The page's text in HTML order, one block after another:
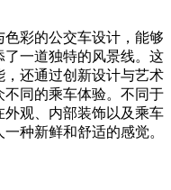
彩的公交车设计，能够
一道独特的风景线。这
还通过创新设计与艺术
同的乘车体验。不同于
观、内部装饰以及乘车
种新鲜和舒适的感觉。